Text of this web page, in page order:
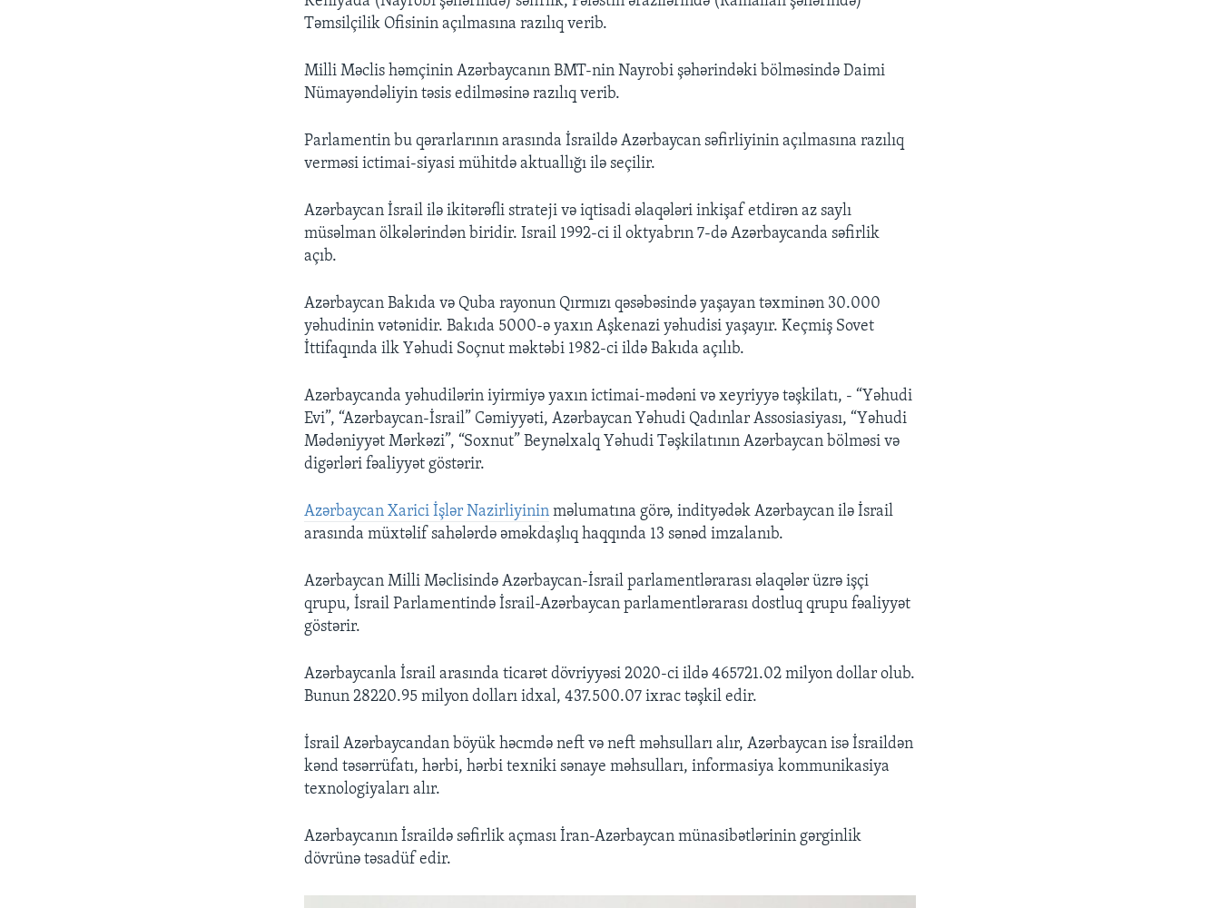
Təmsilçilik Ofisinin açılmasına razılıq verib.
Milli Məclis həmçinin Azərbaycanın BMT-nin Nayrobi şəhərindəki bölməsində Daimi
Nümayəndəliyin təsis edilməsinə razılıq verib.
Parlamentin bu qərarlarının arasında İsraildə Azərbaycan səfirliyinin açılmasına razılıq
verməsi ictimai-siyasi mühitdə aktuallığı ilə seçilir.
Azərbaycan İsrail ilə ikitərəfli strateji və iqtisadi əlaqələri inkişaf etdirən az saylı
müsəlman ölkələrindən biridir. Israil 1992-ci il oktyabrın 7-də Azərbaycanda səfirlik
açıb.
Azərbaycan Bakıda və Quba rayonun Qırmızı qəsəbəsində yaşayan təxminən 30.000
yəhudinin vətənidir. Bakıda 5000-ə yaxın Aşkenazi yəhudisi yaşayır. Keçmiş Sovet
İttifaqında ilk Yəhudi Soçnut məktəbi 1982-ci ildə Bakıda açılıb.
Azərbaycanda yəhudilərin iyirmiyə yaxın ictimai-mədəni və xeyriyyə təşkilatı, - “Yəhudi
Evi”, “Azərbaycan-İsrail” Cəmiyyəti, Azərbaycan Yəhudi Qadınlar Assosiasiyası, “Yəhudi
Mədəniyyət Mərkəzi”, “Soxnut” Beynəlxalq Yəhudi Təşkilatının Azərbaycan bölməsi və
digərləri fəaliyyət göstərir.
Azərbaycan Xarici İşlər Nazirliyinin məlumatına görə, indityədək Azərbaycan ilə İsrail
arasında müxtəlif sahələrdə əməkdaşlıq haqqında 13 sənəd imzalanıb.
Azərbaycan Milli Məclisində Azərbaycan-İsrail parlamentlərarası əlaqələr üzrə işçi
qrupu, İsrail Parlamentində İsrail-Azərbaycan parlamentlərarası dostluq qrupu fəaliyyət
göstərir.
Azərbaycanla İsrail arasında ticarət dövriyyəsi 2020-ci ildə 465721.02 milyon dollar olub.
Bunun 28220.95 milyon dolları idxal, 437.500.07 ixrac təşkil edir.
İsrail Azərbaycandan böyük həcmdə neft və neft məhsulları alır, Azərbaycan isə İsraildən
kənd təsərrüfatı, hərbi, hərbi texniki sənaye məhsulları, informasiya kommunikasiya
texnologiyaları alır.
Azərbaycanın İsraildə səfirlik açması İran-Azərbaycan münasibətlərinin gərginlik
dövrünə təsadüf edir.